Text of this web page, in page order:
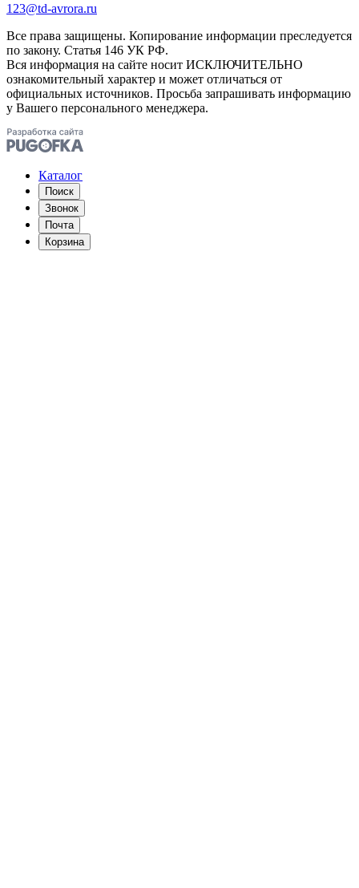
123@td-avrora.ru
Все права защищены. Копирование информации преследуется
по закону. Статья 146 УК РФ.
Вся информация на сайте носит ИСКЛЮЧИТЕЛЬНО
ознакомительный характер и может отличаться от
официальных источников. Просьба запрашивать информацию
у Вашего персонального менеджера.
Каталог
Поиск
Звонок
Почта
Корзина